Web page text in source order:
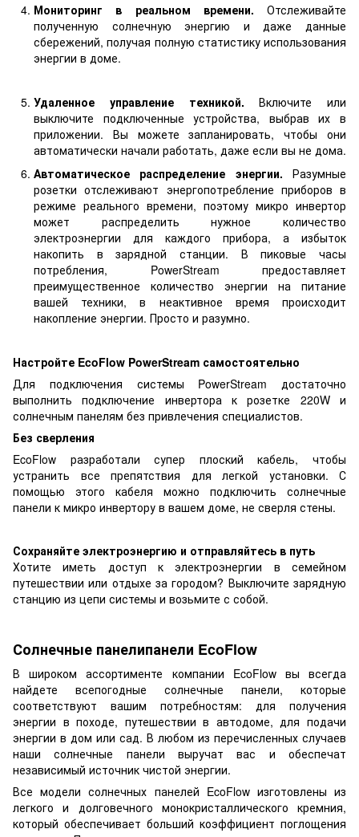
Мониторинг в реальном времени. Отслеживайте
полученную солнечную энергию и даже данные
сбережений, получая полную статистику использования
энергии в доме.
Удаленное управление техникой. Включите или
выключите подключенные устройства, выбрав их в
приложении. Вы можете запланировать, чтобы они
автоматически начали работать, даже если вы не дома.
Автоматическое распределение энергии. Разумные
розетки отслеживают энергопотребление приборов в
режиме реального времени, поэтому микро инвертор
может распределить нужное количество
электроэнергии для каждого прибора, а избыток
накопить в зарядной станции. В пиковые часы
потребления, PowerStream предоставляет
преимущественное количество энергии на питание
вашей техники, в неактивное время происходит
накопление энергии. Просто и разумно.
Настройте EcoFlow PowerStream самостоятельно
Для подключения системы PowerStream достаточно
выполнить подключение инвертора к розетке 220W и
солнечным панелям без привлечения специалистов.
Без сверления
EcoFlow разработали супер плоский кабель, чтобы
устранить все препятствия для легкой установки. С
помощью этого кабеля можно подключить солнечные
панели к микро инвертору в вашем доме, не сверля стены.
Сохраняйте электроэнергию и отправляйтесь в путь
Хотите иметь доступ к электроэнергии в семейном
путешествии или отдыхе за городом? Выключите зарядную
станцию ​​из цепи системы и возьмите с собой.
Солнечные панелипанели EcoFlow
В широком ассортименте компании EcoFlow вы всегда
найдете всепогодные солнечные панели, которые
соответствуют вашим потребностям: для получения
энергии в походе, путешествии в автодоме, для подачи
энергии в дом или сад. В любом из перечисленных случаев
наши солнечные панели выручат вас и обеспечат
независимый источник чистой энергии.
Все модели солнечных панелей EcoFlow изготовлены из
легкого и долговечного монокристаллического кремния,
который обеспечивает больший коэффициент поглощения